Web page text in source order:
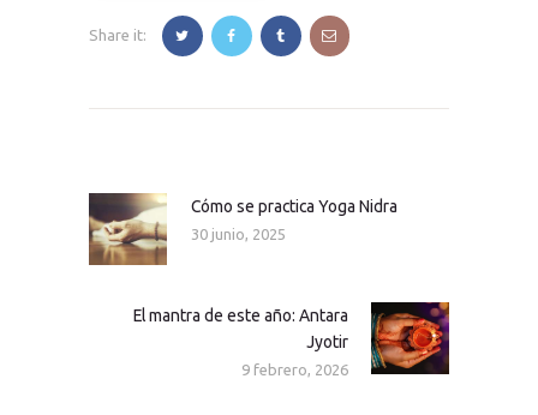
Share it:
entradasNota
anterior
Cómo se practica Yoga Nidra
30 junio, 2025
Siguiente
nota:
El mantra de este año: Antara
Jyotir
9 febrero, 2026